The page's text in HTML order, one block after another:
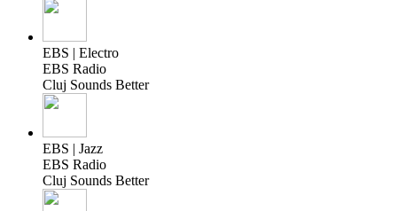
EBS | Electro
EBS Radio
Cluj Sounds Better
EBS | Jazz
EBS Radio
Cluj Sounds Better